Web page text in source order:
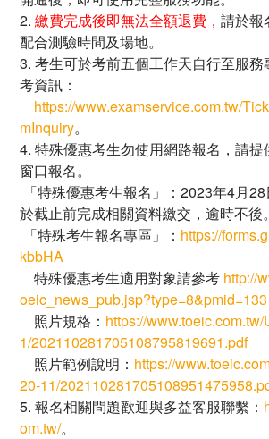
2. 繳費完成後即無法全額退費， 請於報
配合測驗時間及場地。
3. 考生可於考前五個工作天自行至服
考資訊：
https://www.examservice.com.tw/
mInquiry。
4. 特殊優惠考生勿使用網路報名，請
窗口報名。
「特殊優惠考生報名」：2023年4月
於截止前完成相關資料繳交，逾時不後
「特殊考生報名專區」： https://
kbbHA
特殊優惠考生適用對象請參考 http://
oeic_news_pub.jsp?type=8&pmid=133
照片規格： https://
1/202110281705108795819691.pdf
照片範例說明： https://
20-11/
5. 報名相關問題歡迎與多益客服聯繫：
om.tw/。